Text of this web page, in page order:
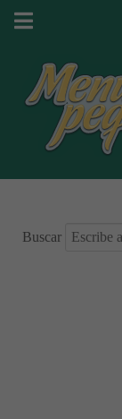
Buscar